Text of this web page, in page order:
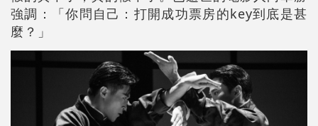
強調：「你問自己：打開成功票房的key到底是甚
麼？」